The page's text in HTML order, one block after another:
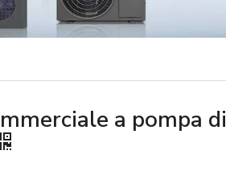
a pompa di